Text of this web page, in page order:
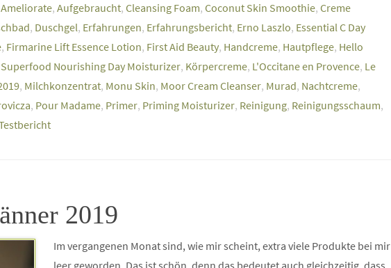
Ameliorate, Aufgebraucht, Cleansing Foam, Coconut Skin Smoothie, Creme
, Duschgel, Erfahrungen, Erfahrungsbericht, Erno Laszlo, Essential C Day
, Firmarine Lift Essence Lotion, First Aid Beauty, Handcreme, Hautpflege, Hello
Superfood Nourishing Day Moisturizer, Körpercreme, L'Occitane en Provence, Le
, Milchkonzentrat, Monu Skin, Moor Cream Cleanser, Murad, Nachtcreme,
, Pour Madame, Primer, Priming Moisturizer, Reinigung, Reinigungsschaum,
2019
Im vergangenen Monat sind, wie mir scheint, extra viele Produkte bei mir